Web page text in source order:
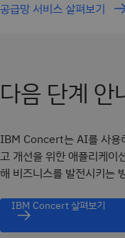
공급망 서비스 살펴보기
다음 단계 안
IBM Concert는 AI를 사용
고 개선을 위한 애플리케
해 비즈니스를 발전시키는
IBM Concert 살펴보기